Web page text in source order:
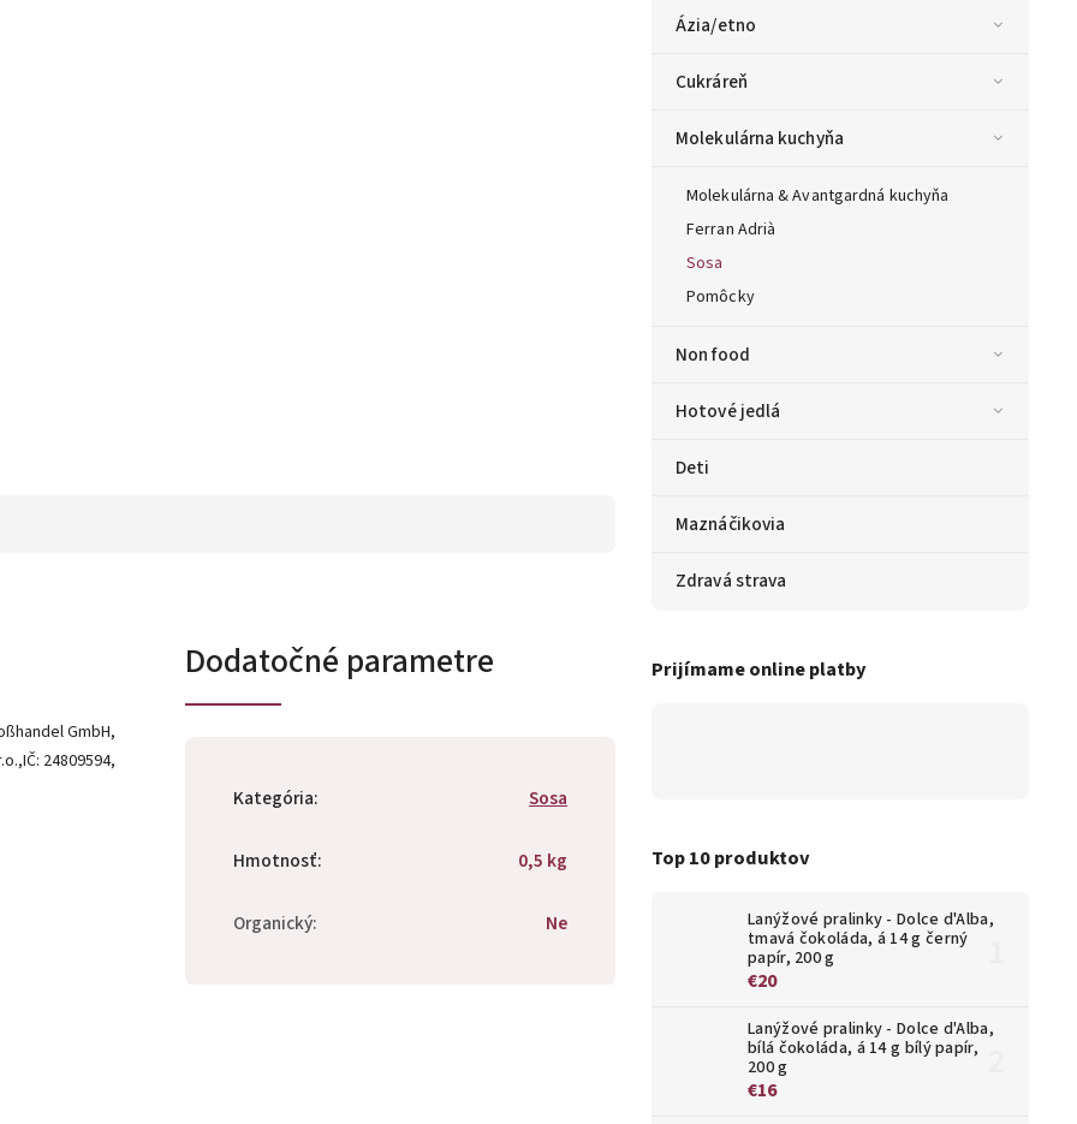
Ázia/etno
Cukráreň
Molekulárna kuchyňa
Molekulárna & Avantgardná kuchyňa
Ferran Adrià
Sosa
Pomôcky
Non food
Hotové jedlá
Deti
Maznáčikovia
Zdravá strava
Prijímame online platby
Top 10 produktov
Lanýžové pralinky - Dolce d'Alba,
tmavá čokoláda, á 14 g černý
papír, 200 g
€20
Lanýžové pralinky - Dolce d'Alba,
bílá čokoláda, á 14 g bílý papír,
200 g
€16
GmbH,
24809594,
Dodatočné parametre
Kategória: Sosa
Hmotnosť: 0,5 kg
Organický: Ne